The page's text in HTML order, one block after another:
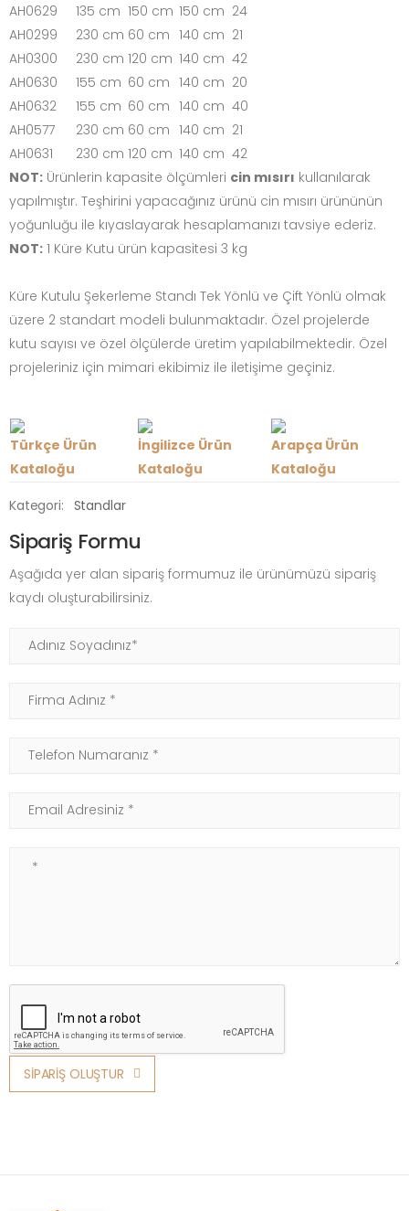
AH0629 135 cm 150 cm 150 cm 24
AH0299
230 cm 60 cm 140 cm 21
AH0300
230 cm 120 cm 140 cm 42
AH0630
155 cm 60 cm 140 cm 20
AH0632
155 cm 60 cm 140 cm 40
AH0577
230 cm 60 cm 140 cm 21
AH0631
230 cm 120 cm 140 cm 42
NOT: Ürünlerin kapasite ölçümleri cin mısırı kullanılarak
yapılmıştır. Teşhirini yapacağınız ürünü cin mısırı ürününün
yoğunluğu ile kıyaslayarak hesaplamanızı tavsiye ederiz.
NOT: 1 Küre Kutu ürün kapasitesi 3 kg
Küre Kutulu Şekerleme Standı Tek Yönlü ve Çift Yönlü olmak
üzere 2 standart modeli bulunmaktadır. Özel projelerde
kutu sayısı ve özel ölçülerde üretim yapılabilmektedir. Özel
projeleriniz için mimari ekibimiz ile iletişime geçiniz.
Türkçe Ürün
Kataloğu
İngilizce Ürün
Kataloğu
Arapça Ürün
Kataloğu
Kategori: Standlar
Sipariş Formu
Aşağıda yer alan sipariş formumuz ile ürünümüzü sipariş
kaydı oluşturabilirsiniz.
Adınız Soyadınız
Firma Adınız
Telefon Numaranız
Email Adresiniz
SİPARİŞ OLUŞTUR